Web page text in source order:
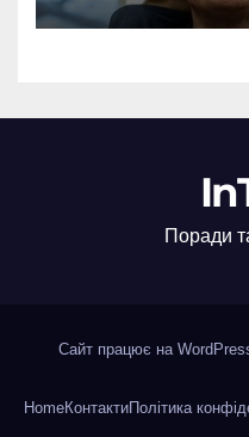
Поради
Сайт працює на
HomeКонтактиПолітика